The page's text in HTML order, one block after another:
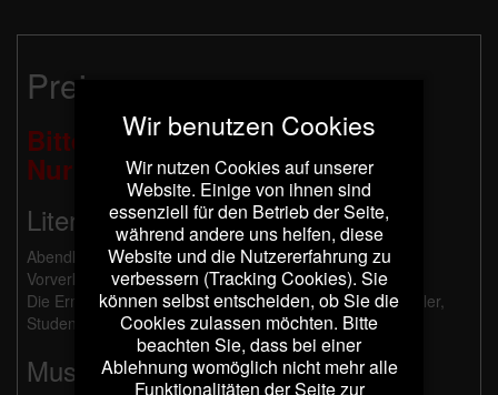
Preise:
Bitte beachten Sie:
Nur Barzahlung möglich!
Literarische Programme:
Abendkasse: 21 €, ermäßigt 11 €
Vorverkauf: 20 €, ermäßigt 10 €
Die Ermäßigung gilt für Schwerbehinderte ab 50%, Schüler,
Studenten und Besucher mit Dortmund Pass.
Musikalische Programme:
Wir benutzen Cookies
Wir nutzen Cookies auf unserer
Website. Einige von ihnen sind
essenziell für den Betrieb der Seite,
während andere uns helfen, diese
Website und die Nutzererfahrung zu
verbessern (Tracking Cookies). Sie
können selbst entscheiden, ob Sie die
Cookies zulassen möchten. Bitte
beachten Sie, dass bei einer
Ablehnung womöglich nicht mehr alle
Funktionalitäten der Seite zur